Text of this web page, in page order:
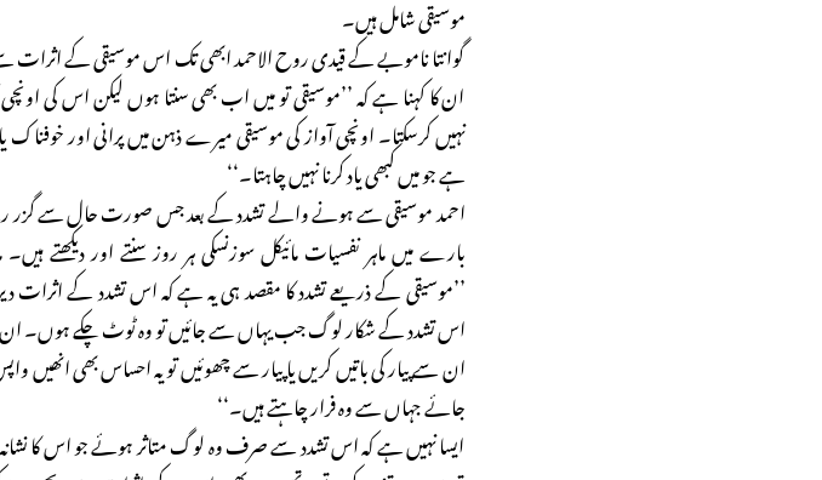
موسیقی شامل ہیں۔
گوانتا ناموبے کے قیدی روح الاحمد ابھی تک اس موسیقی کے اثرات
ان کا کہنا ہے کہ ’’موسیقی تو میں اب بھی سنتا ہوں لیکن اس کی
نہیں کرسکتا۔ اونچی آواز کی موسیقی میرے ذہن میں پرانی اور خوفناک
ہے جو میں کبھی یاد کرنا نہیں چاہتا۔‘‘
احمد موسیقی سے ہونے والے تشدد کے بعد جس صورت حال سے
بارے میں ماہر نفسیات مائیکل سوزنسکی ہر روز سنتے اور دیکھتے
’’موسیقی کے ذریعے تشدد کا مقصد ہی یہ ہے کہ اس تشدد کے اثرات
اس تشدد کے شکار لوگ جب یہاں سے جائیں تو وہ ٹوٹ چکے
ان سے پیار کی باتیں کریں یا پیار سے چھوئیں تو یہ احساس بھی انھیں
جائے جہاں سے وہ فرار چاہتے ہیں۔‘‘
ایسا نہیں ہے کہ اس تشدد سے صرف وہ لوگ متاثر ہوئے جو اس کا